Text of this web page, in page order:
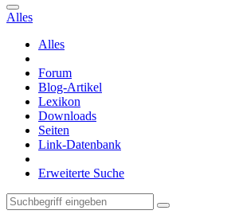
Alles
Alles
Forum
Blog-Artikel
Lexikon
Downloads
Seiten
Link-Datenbank
Erweiterte Suche